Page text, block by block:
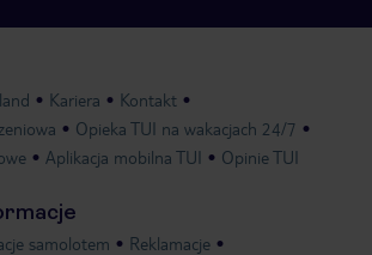
Kariera
Kontakt
Opieka TUI na wakacjach 24/7
Aplikacja mobilna TUI Opinie TUI
samolotem Reklamacje